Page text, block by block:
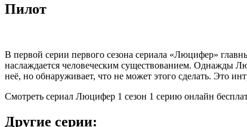
Пилот
В первой серии первого сезона сериала «Люцифер»
наслаждается человеческим существованием. Однажды
неё, но обнаруживает, что не может этого сделать. Это
Смотреть сериал Люцифер 1 сезон 1 серию онлайн
Другие серии: